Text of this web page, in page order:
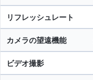
リフレッシュレート
カメラの望遠機能
ビデオ撮影